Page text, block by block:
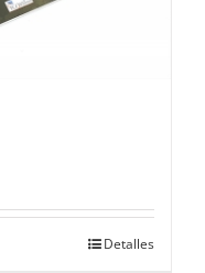
Detalles